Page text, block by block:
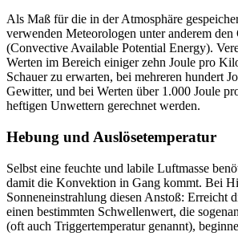
Als Maß für die in der Atmosphäre
verwenden Meteorologen unter anderem
(Convective Available Potential Energy).
Werten im Bereich einiger zehn Joule pro
Schauer zu erwarten, bei mehreren hundert
Gewitter, und bei Werten über 1.000 Joule
heftigen Unwettern gerechnet werden.
Hebung und Auslösetemperatur
Selbst eine feuchte und labile Luftmasse
damit die Konvektion in Gang kommt. Bei
Sonneneinstrahlung diesen Anstoß: Erreicht
einen bestimmten Schwellenwert, die
(oft auch Triggertemperatur genannt),